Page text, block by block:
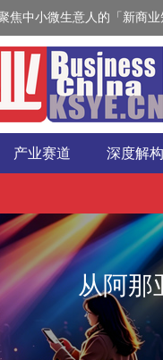
焦中小微生意人的「新商
产业赛道 深度解构
从阿那